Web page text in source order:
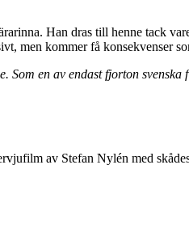
Han dras till henne tack
men kommer få konsekvenser
en av endast fjorton
av Stefan Nylén med